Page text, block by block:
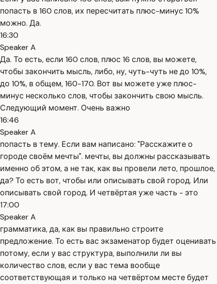
попасть в 160 слов, их пересчитать плюс-минус 10%
можно. Да.
16:30
Speaker A
Да. То есть, если 160 слов, плюс 16 слов, вы можете,
чтобы закончить мысль, либо, ну, чуть-чуть не до 10%,
до 10%, в общем, 160-170. Вот вы можете уже плюс-
минус несколько слов, чтобы закончить свою мысль.
Следующий момент. Очень важно
16:46
Speaker A
попасть в тему. Если вам написано: "Расскажите о
городе своём мечты". мечты, вы должны рассказывать
именно об этом, а не так, как вы провели лето, прошлое,
да? То есть вот, чтобы или описывать свой город. Или
описывать свой город. И четвёртая уже часть - это
17:00
Speaker A
грамматика, да, как вы правильно строите
предложение. То есть вас экзаменатор будет оценивать
потому, если у вас структура, выполнили ли вы
количество слов, если у вас тема вообще
соответствующая и только на четвёртом месте будет